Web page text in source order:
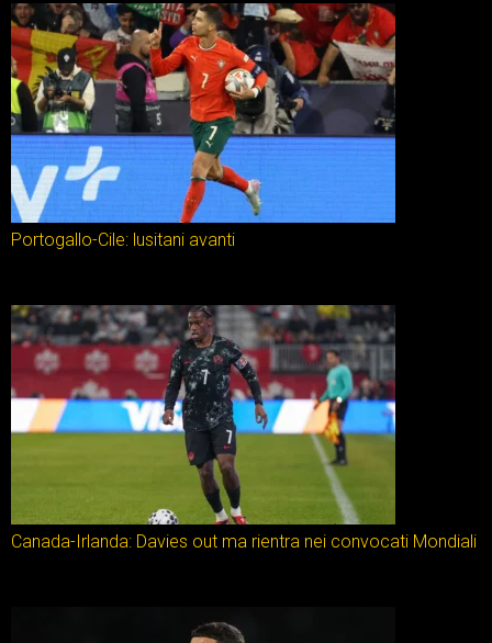
Portogallo-Cile: lusitani avanti
Canada-Irlanda: Davies out ma rientra nei convocati Mondiali